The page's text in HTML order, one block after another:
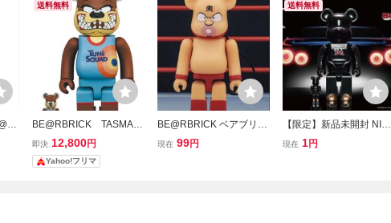
6
％
送料無料
BE@RBRICK TASMANI
AN DEVIL 100％ & 400％
_ ベアブリック ME
DICOMTOY フィギュア
即決 12,800円
Yahoo!フリマ
BE@RBRICK ベアブリッ
ク キン肉マン ストラップ
現在 99円
送料無料
【限定】新品未開封 NISS
AN GT-R BE@RBRICK 1
現在 1円